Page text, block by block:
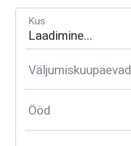
Kus
Väljumiskuupäevad
Ööd